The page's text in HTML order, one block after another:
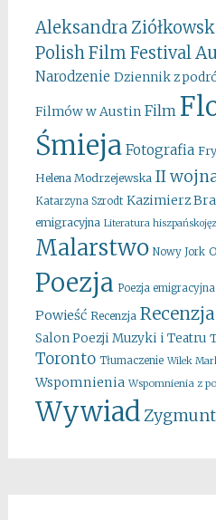
Aleksandra
Polish Film Festival
Narodzenie Dziennik z
Filmów w Austin Film
Śmieja Fotografia
Helena Modrzejewska II
Katarzyna Szrodt Kazimierz
emigracyjna Literatura
Malarstwo Nowy Jork
Poezja Poezja emigracyjna
Powieść Recenzja
Salon Poezji Muzyki i Teatru
Toronto Tłumaczenie Wilek
Wspomnienia Wspomnienia z
Wywiad